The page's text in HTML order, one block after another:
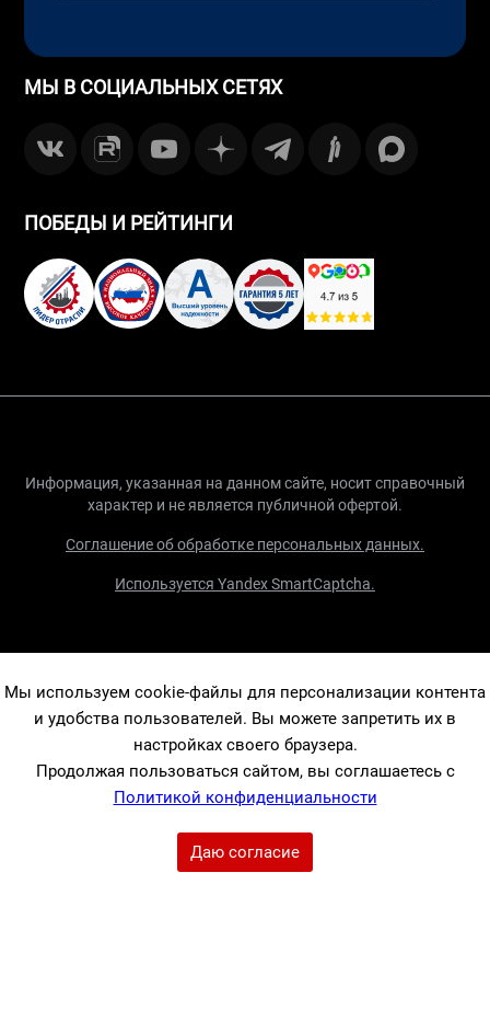
МЫ В СОЦИАЛЬНЫХ СЕТЯХ
ПОБЕДЫ И РЕЙТИНГИ
Информация, указанная на данном сайте, носит справочный
характер и не является публичной офертой.
Соглашение об обработке персональных данных.
Используется Yandex SmartCaptcha.
Мы используем cookie-файлы для персонализации контента
и удобства пользователей. Вы можете запретить их в
настройках своего браузера.
Продолжая пользоваться сайтом, вы соглашаетесь с
Политикой конфиденциальности
Даю согласие